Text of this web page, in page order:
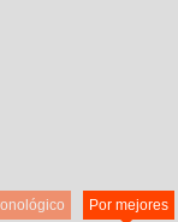
Por mejores